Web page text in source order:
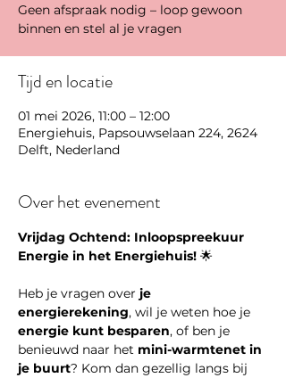
Geen afspraak nodig – loop gewoon
binnen en stel al je vragen
Tijd en locatie
01 mei 2026, 11:00 – 12:00
Energiehuis, Papsouwselaan 224, 2624
Delft, Nederland
Over het evenement
Vrijdag Ochtend: Inloopspreekuur
Energie in het Energiehuis! 🌟
Heb je vragen over je
energierekening, wil je weten hoe je
energie kunt besparen, of ben je
benieuwd naar het mini-warmtenet in
je buurt? Kom dan gezellig langs bij